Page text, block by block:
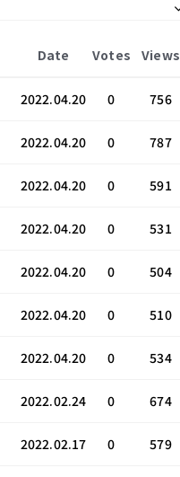
Date Votes Views
2022.04.20 0 756
2022.04.20 0 787
2022.04.20 0 591
2022.04.20 0 531
2022.04.20 0 504
2022.04.20 0 510
2022.04.20 0 534
2022.02.24 0 674
2022.02.17 0 579